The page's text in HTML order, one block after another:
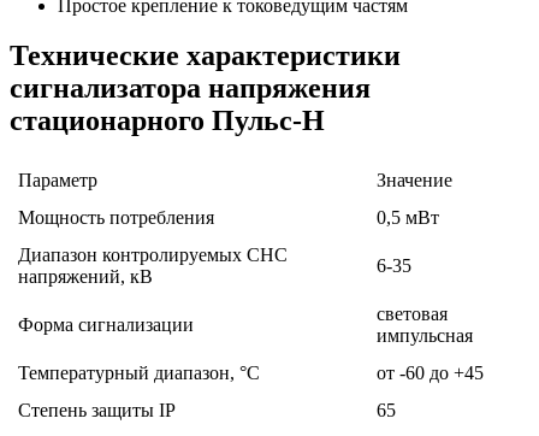
Простое крепление к токоведущим частям
Технические характеристики
сигнализатора напряжения
стационарного Пульс-Н
Параметр
Значение
Мощность потребления
0,5 мВт
Диапазон контролируемых СНС
напряжений, кВ
6-35
Форма сигнализации
световая
импульсная
Температурный диапазон, °С
от -60 до +45
Степень защиты IP
65